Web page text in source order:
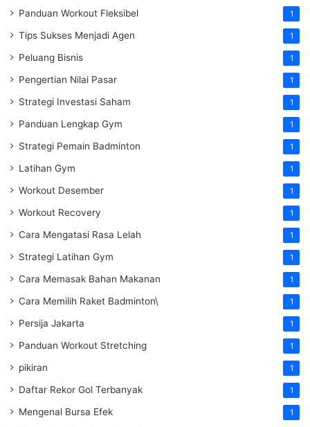
Panduan Workout Fleksibel 1
Tips Sukses Menjadi Agen 1
Peluang Bisnis 1
Pengertian Nilai Pasar 1
Strategi Investasi Saham 1
Panduan Lengkap Gym 1
Strategi Pemain Badminton 1
Latihan Gym 1
Workout Desember 1
Workout Recovery 1
Cara Mengatasi Rasa Lelah 1
Strategi Latihan Gym 1
Cara Memasak Bahan Makanan 1
Cara Memilih Raket Badminton\ 1
Persija Jakarta 1
Panduan Workout Stretching 1
pikiran 1
Daftar Rekor Gol Terbanyak 1
Mengenal Bursa Efek 1